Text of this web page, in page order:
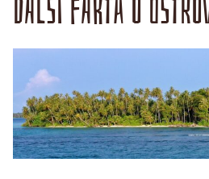
DALŠÍ FAKTA O